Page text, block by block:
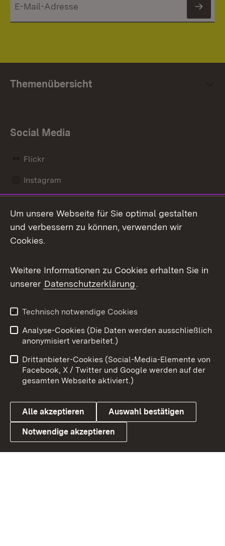
Themenübersicht
Social Media
Flickr
Instagram
Mastodon
Messenger
Social Wall
X / Twitter
Youtube
Link zum Landesportal
Benutzungshinweise
Barrierefreiheit
Datenschutz
Cookies
Um unsere Webseite für Sie optimal gestalten
und verbessern zu können, verwenden wir
Cookies.
Weitere Informationen zu Cookies erhalten Sie in
unserer Datenschutzerklärung.
Technisch notwendige Cookies
Analyse-Cookies (Die Daten werden ausschließlich
anonymisiert verarbeitet.)
Drittanbieter-Cookies (Social-Media-Elemente von
Facebook, X / Twitter und Google werden auf der
gesamten Webseite aktiviert.)
Alle akzeptieren Auswahl bestätigen
Notwendige akzeptieren